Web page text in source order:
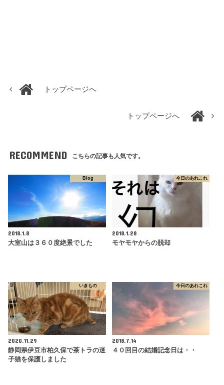
トップページへ
トップページへ
RECOMMEND こちらの記事も人気です。
Blog
2018.1.8
大室山は３６０度絶景でした
今日のあれこれ
2018.1.28
モヤモヤからの脱却
いきもの
2020.11.29
静岡県伊豆市柏久保で茶トラの迷
子猫を保護しました
今日のあれこれ
2018.7.14
４０回目の結婚記念日は・・